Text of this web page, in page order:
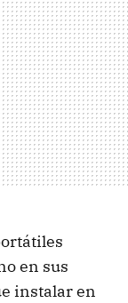
en sus
instalar en